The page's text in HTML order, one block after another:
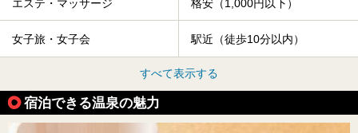
エステ・マッサージ 格安（1,000円以下）
女子旅・女子会 駅近（徒歩10分以内）
すべて表示する
宿泊できる温泉の魅力